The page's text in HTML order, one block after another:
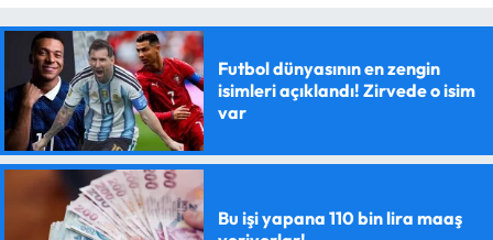
Futbol dünyasının en zengin
isimleri açıklandı! Zirvede o isim
var
Bu işi yapana 110 bin lira maaş